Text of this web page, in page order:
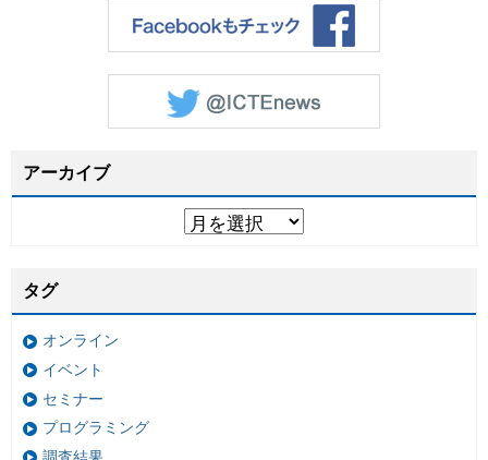
アーカイブ
タグ
オンライン
イベント
セミナー
プログラミング